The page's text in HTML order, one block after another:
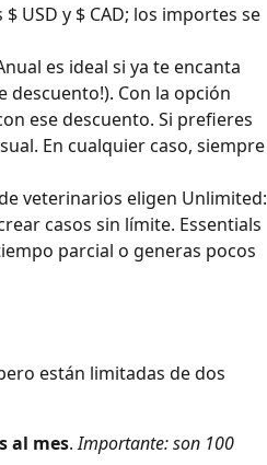
USD y $ CAD; los importes se
es ideal si ya te encanta
descuento!). Con la opción
ese descuento. Si prefieres
En cualquier caso, siempre
veterinarios eligen Unlimited:
casos sin límite. Essentials
parcial o generas pocos
están limitadas de dos
al mes. Importante: son 100